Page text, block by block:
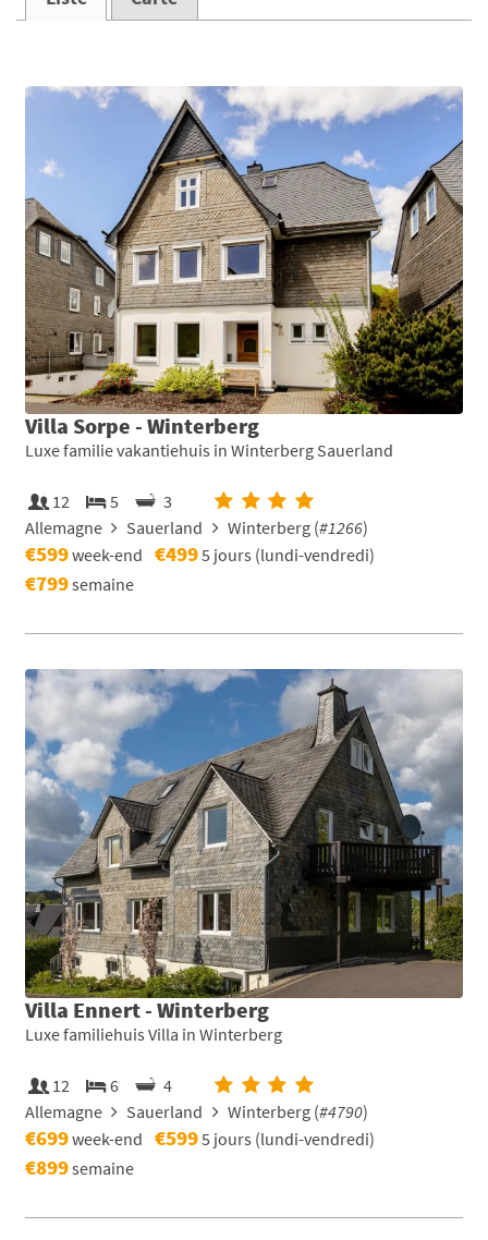
Villa Sorpe - Winterberg
Luxe familie vakantiehuis in Winterberg Sauerland
12 5
3
Allemagne
Sauerland Winterberg (#1266)
€599week-end €4995 jours (lundi-vendredi)
€799semaine
Villa Ennert - Winterberg
Luxe familiehuis Villa in Winterberg
12 6
4
Allemagne
Sauerland Winterberg (#4790)
€699week-end €5995 jours (lundi-vendredi)
€899semaine